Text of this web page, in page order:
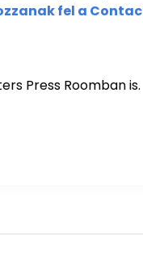
fel a
Press Roomban is.